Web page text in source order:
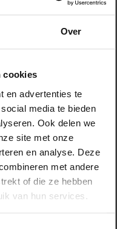
Over
cookies
en advertenties te
media te bieden
Ook delen we
site met onze
en analyse. Deze
met andere
of die ze hebben
van hun services.
in handen
jouw exemplaar